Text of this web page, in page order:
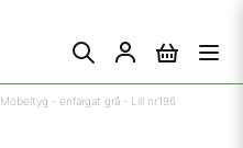
Möbeltyg - enfärgat grå - Lill nr.196